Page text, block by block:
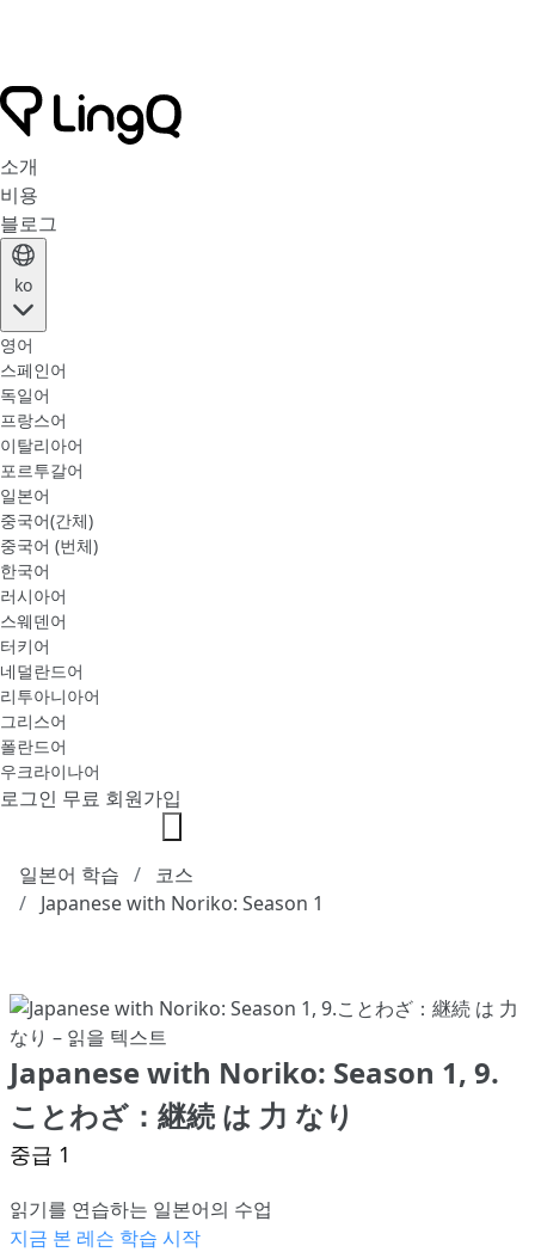
소개
비용
블로그
ko
영어
스페인어
독일어
프랑스어
이탈리아어
포르투갈어
일본어
중국어(간체)
중국어 (번체)
한국어
러시아어
스웨덴어
터키어
네덜란드어
리투아니아어
그리스어
폴란드어
우크라이나어
로그인 무료 회원가입
일본어 학습
코스
Japanese with Noriko: Season 1
Japanese with Noriko: Season 1, 9.
ことわざ：継続 は 力 なり
중급 1
읽기를 연습하는 일본어의 수업
지금 본 레슨 학습 시작